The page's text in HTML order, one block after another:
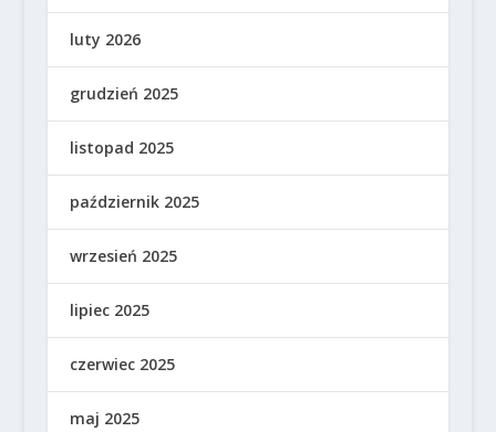
luty 2026
grudzień 2025
listopad 2025
październik 2025
wrzesień 2025
lipiec 2025
czerwiec 2025
maj 2025